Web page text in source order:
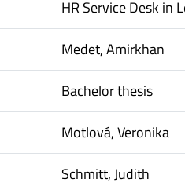
HR Service Desk in
Medet, Amirkhan
Bachelor thesis
Motlová, Veronika
Schmitt, Judith